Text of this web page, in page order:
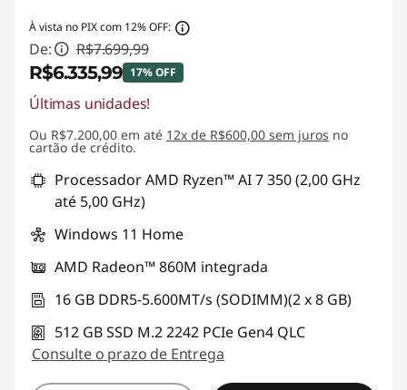
À vista no PIX com 12% OFF:
De: R$7.699,99
R$6.335,99 17% OFF
Economias instantâneas :
Últimas unidades!
Ou R$7.200,00 em até 12x de R$600,00 sem juros no
cartão de crédito.
Processador AMD Ryzen™ AI 7 350 (2,00 GHz
até 5,00 GHz)
Windows 11 Home
AMD Radeon™ 860M integrada
16 GB DDR5-5.600MT/s (SODIMM)(2 x 8 GB)
512 GB SSD M.2 2242 PCIe Gen4 QLC
Consulte o prazo de Entrega